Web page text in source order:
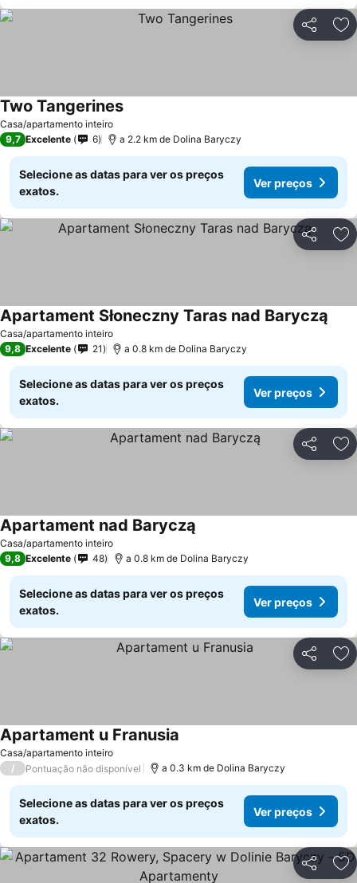
Partilhar
Casa/apartamento inteiro
Two Tangerines
9,7 Excelente 6 a 2.2 km de Dolina Baryczy
Selecione as datas para ver os preços
exatos.
Ver preços
Partilhar
Casa/apartamento inteiro
Apartament Słoneczny Taras nad Baryczą
9,8 Excelente 21 a 0.8 km de Dolina Baryczy
Selecione as datas para ver os preços
exatos.
Ver preços
Partilhar
Casa/apartamento inteiro
Apartament nad Baryczą
9,8 Excelente 48 a 0.8 km de Dolina Baryczy
Selecione as datas para ver os preços
exatos.
Ver preços
Partilhar
Casa/apartamento inteiro
Apartament u Franusia
/ Pontuação não disponível a 0.3 km de Dolina Baryczy
Selecione as datas para ver os preços
exatos.
Ver preços
Partilhar